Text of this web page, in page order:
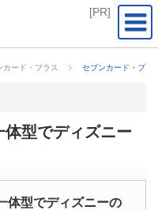
カード・プラス セブンカード・プラ
型でディズニー
体型でディズニーの